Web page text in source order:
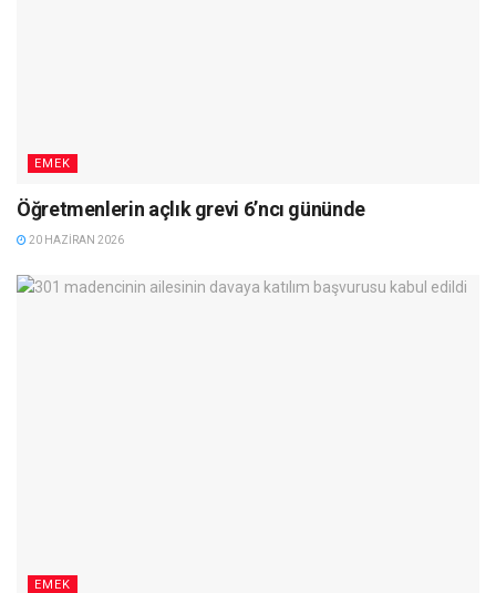
EMEK
Öğretmenlerin açlık grevi 6’ncı gününde
20 HAZIRAN 2026
EMEK